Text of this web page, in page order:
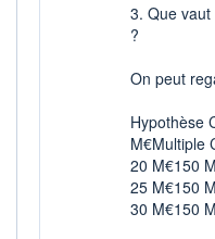
3. Que
?
On peut
Hypothèse
M€Multiple
20 M€150
25 M€150
30 M€150